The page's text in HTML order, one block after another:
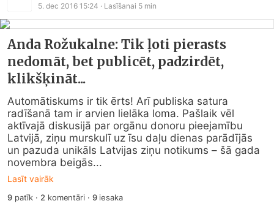
5. dec 2016 15:24 · Lasīšanai 5 min
Anda Rožukalne: Tik ļoti pierasts
nedomāt, bet publicēt, padzirdēt,
klikšķināt...
Automātiskums ir tik ērts! Arī publiska satura
radīšanā tam ir arvien lielāka loma. Pašlaik vēl
aktīvajā diskusijā par orgānu donoru pieejamību
Latvijā, ziņu murskulī uz īsu daļu dienas parādījās
un pazuda unikāls Latvijas ziņu notikums – šā gada
novembra beigās...
Lasīt vairāk
9patīk · 2 komentāri · 9iesaka